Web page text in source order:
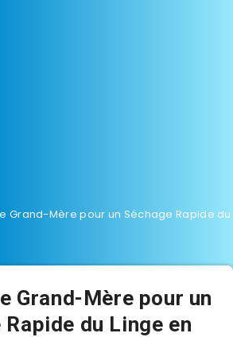
Grand-Mère pour un Séchage Rapide du
Grand-Mère pour un
Rapide du Linge en